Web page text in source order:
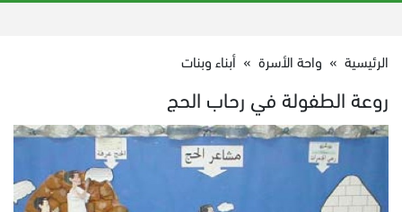
الرئيسية » واحة الأسرة » أبناء وبنات
روعة الطفولة في رحاب الحج